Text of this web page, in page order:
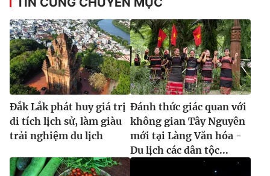
Đắk Lắk phát huy giá trị
di tích lịch sử, làm giàu
trải nghiệm du lịch
Đánh thức giác quan với
không gian Tây Nguyên
mới tại Làng Văn hóa -
Du lịch các dân tộc...